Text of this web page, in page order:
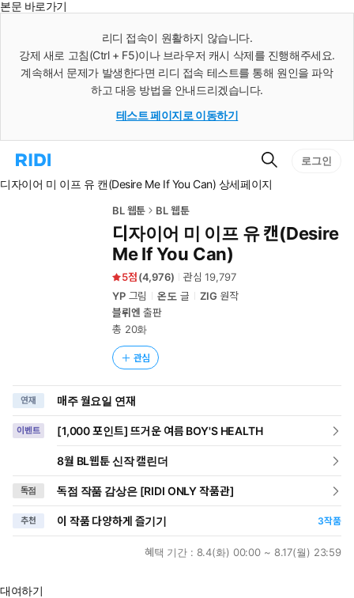
본문 바로가기
리디 접속이 원활하지 않습니다.
강제 새로 고침(Ctrl + F5)이나 브라우저 캐시 삭제를 진행해주세요.
계속해서 문제가 발생한다면 리디 접속 테스트를 통해 원인을 파악
하고 대응 방법을 안내드리겠습니다.
테스트 페이지로 이동하기
리
홈
검
색
로그인
디자이어 미 이프 유 캔(Desire Me If You Can) 상세페이지
BL 웹툰 BL 웹툰
디자이어 미 이프 유 캔(Desire
Me If You Can)
5 (4,976) 관심19,797
YP그림 온도 글 ZIG 원작
블뤼엔 출판
총 20화
관심
연재 매주 월요일 연재
이벤트 [1,000 포인트] 뜨거운 여름 BOY'S HEALTH
8월 BL웹툰 신작 캘린더
독점 독점 작품 감상은 [RIDI ONLY 작품관]
추천 이 작품 다양하게 즐기기 3작품
혜택 기간 : 8.4(화) 00:00 ~ 8.17(월) 23:59
대여하기